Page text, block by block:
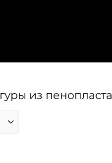
из пенопласта